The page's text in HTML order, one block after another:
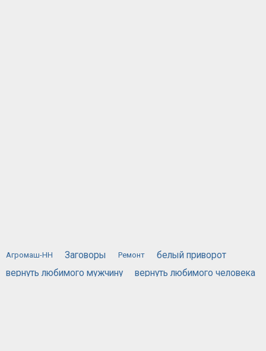
Агромаш-НН Заговоры Ремонт
белый приворот
вернуть любимого мужчину
вернуть любимого человека